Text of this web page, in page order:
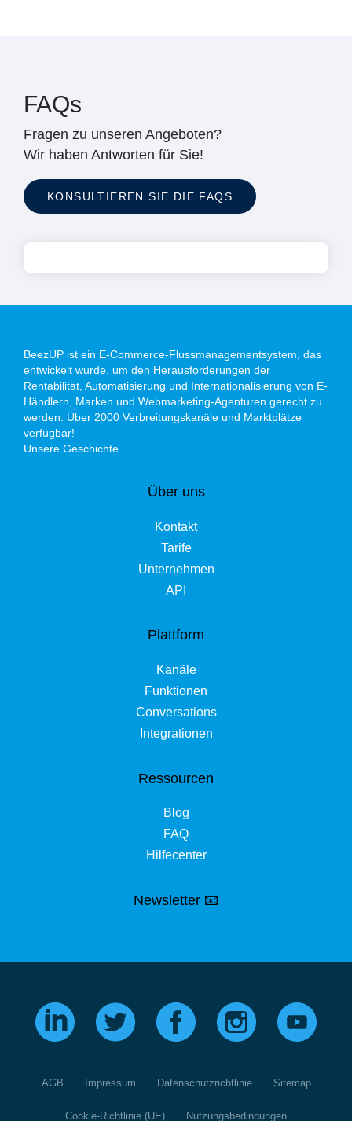
FAQs
Fragen zu unseren Angeboten?
Wir haben Antworten für Sie!
KONSULTIEREN SIE DIE FAQS
BeezUP ist ein E-Commerce-Flussmanagementsystem, das
entwickelt wurde, um den Herausforderungen der
Rentabilität, Automatisierung und Internationalisierung von E-
Händlern, Marken und Webmarketing-Agenturen gerecht zu
werden. Über 2000 Verbreitungskanäle und Marktplätze
verfügbar!
Unsere Geschichte
Über uns
Kontakt
Tarife
Unternehmen
API
Plattform
Kanäle
Funktionen
Conversations
Integrationen
Ressourcen
Blog
FAQ
Hilfecenter
Newsletter 📧
AGB Impressum Datenschutzrichtlinie Sitemap
Cookie-Richtlinie (UE) Nutzungsbedingungen